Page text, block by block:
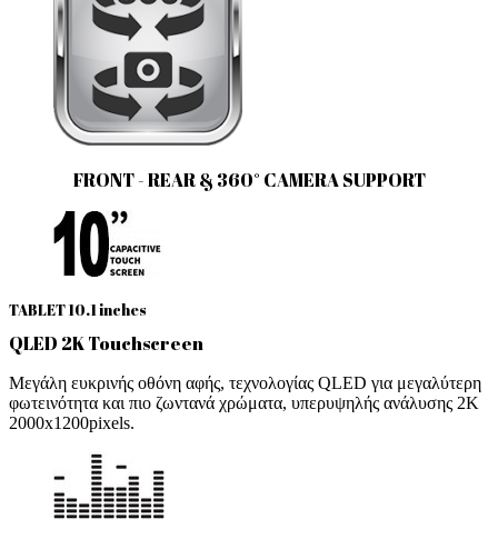
FRONT - REAR & 360° CAMERA SUPPORT
TABLET 10.1 inches
QLED 2K Touchscreen
Μεγάλη ευκρινής οθόνη αφής, τεχνολογίας QLED για μεγαλύτερη
φωτεινότητα και πιο ζωντανά χρώματα, υπερυψηλής ανάλυσης 2Κ
2000x1200pixels.